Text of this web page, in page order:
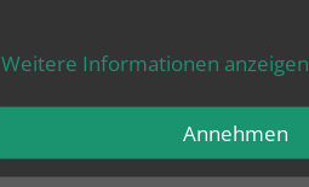
Weitere Informationen anzeigen
Annehmen